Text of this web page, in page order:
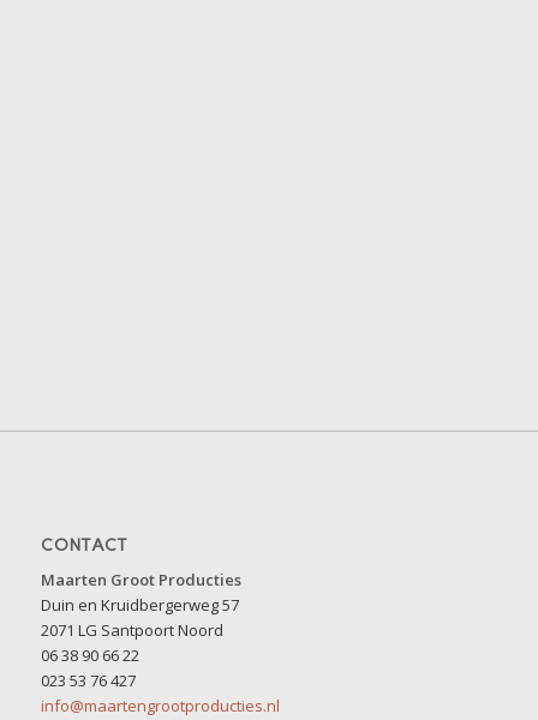
CONTACT
Maarten Groot Producties
Duin en Kruidbergerweg 57
2071 LG Santpoort Noord
06 38 90 66 22
023 53 76 427
info@maartengrootproducties.nl